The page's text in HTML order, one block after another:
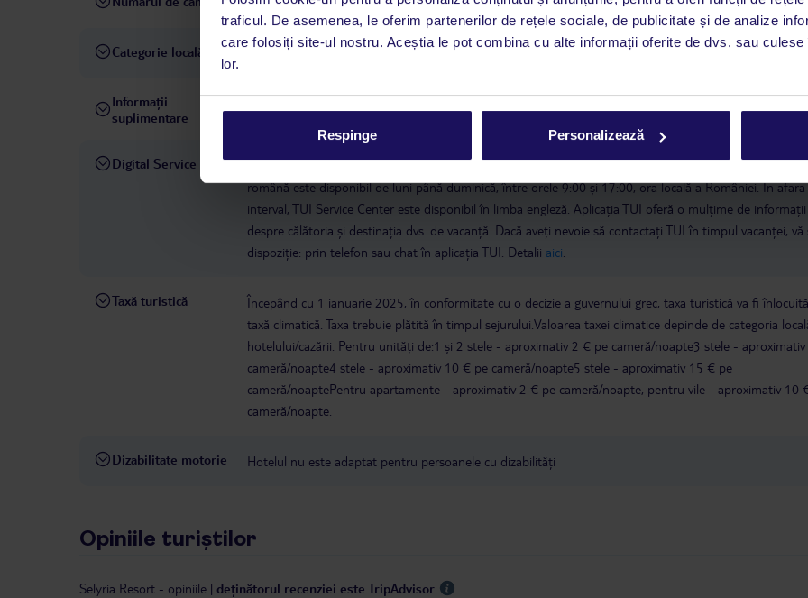
traficul. De asemenea, le oferim partenerilor de rețele sociale, de publicitate și de analize
care folosiți site-ul nostru. Aceștia le pot combina cu alte informații oferite de dvs. sau
lor.
Respinge Personalizează
Categorie locală
Informații
suplimentare
Digital Service
română este disponibil de luni până duminică, între orele 9:00 și 17:00, ora locală a României. În afara
interval, TUI Service Center este disponibil în limba engleză. Aplicația TUI oferă o mulțime de
despre călătoria și destinația dvs. de vacanță. Dacă aveți nevoie să contactați TUI în timpul vacanței, vă
dispoziție: prin telefon sau chat în aplicația TUI. Detalii aici
Taxă turistică
Începând cu 1 ianuarie 2025, în conformitate cu o decizie a guvernului grec, taxa turistică va fi
taxă climatică. Taxa trebuie plătită în timpul sejurului.Valoarea taxei climatice depinde de categoria
hotelului/cazării. Pentru unități de:1 și 2 stele - aproximativ 2 € pe cameră/noapte3 stele -
cameră/noapte4 stele - aproximativ 10 € pe cameră/noapte5 stele - aproximativ 15 € pe
cameră/noaptePentru apartamente - aproximativ 2 € pe cameră/noapte, pentru vile - aproximativ 10
cameră/noapte.
Dizabilitate motorie Hotelul nu este adaptat pentru persoanele cu dizabilități
Opiniile turiștilor
Selyria Resort - opiniile | deținătorul recenziei este TripAdvisor